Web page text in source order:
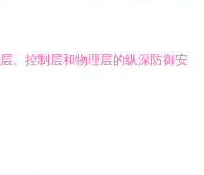
、控制层和物理层的纵深防御安